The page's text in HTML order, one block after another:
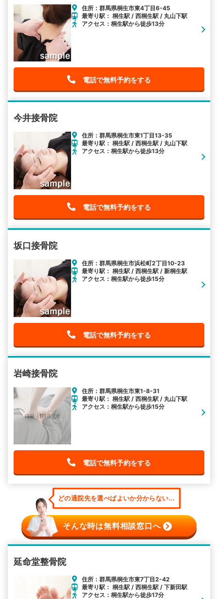
住所：群馬県桐生市東4丁目6-45
最寄り駅： 桐生駅 / 西桐生駅 / 丸山下駅
アクセス：桐生駅から徒歩13分
電話で無料予約をする
今井接骨院
住所：群馬県桐生市東1丁目13-35
最寄り駅： 桐生駅 / 西桐生駅 / 丸山下駅
アクセス：桐生駅から徒歩13分
電話で無料予約をする
坂口接骨院
住所：群馬県桐生市浜松町2丁目10-23
最寄り駅： 桐生駅 / 西桐生駅 / 新桐生駅
アクセス：桐生駅から徒歩15分
電話で無料予約をする
岩崎接骨院
住所：群馬県桐生市東1-8-31
最寄り駅： 桐生駅 / 西桐生駅 / 丸山下駅
アクセス：桐生駅から徒歩15分
電話で無料予約をする
どの通院先を選べばよいか分からない...
そんな時は無料相談窓口へ
延命堂整骨院
住所：群馬県桐生市東7丁目2-42
最寄り駅： 桐生駅 / 西桐生駅 / 下新田駅
アクセス：桐生駅から徒歩17分